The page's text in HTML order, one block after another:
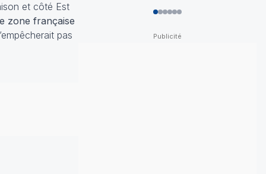
et côté Est
zone française
pas
012345